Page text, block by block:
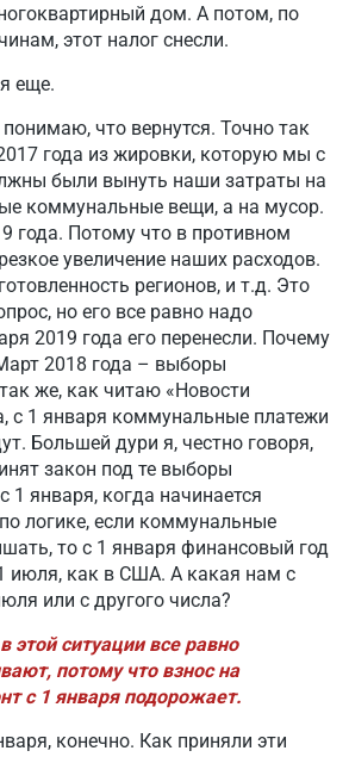
дом. А потом, по
этот налог снесли.
еще.
понимаю, что вернутся. Точно так
года из жировки, которую мы с
были вынуть наши затраты на
коммунальные вещи, а на мусор.
года. Потому что в противном
увеличение наших расходов.
регионов, и т.д. Это
но его все равно надо
2019 года его перенесли. Почему
2018 года – выборы
же, как читаю «Новости
с 1 января коммунальные платежи
Большей дури я, честно говоря,
закон под те выборы
1 января, когда начинается
логике, если коммунальные
то с 1 января финансовый год
июля, как в США. А какая нам с
или с другого числа?
ситуации все равно
потому что взнос на
с 1 января подорожает.
конечно. Как приняли эти